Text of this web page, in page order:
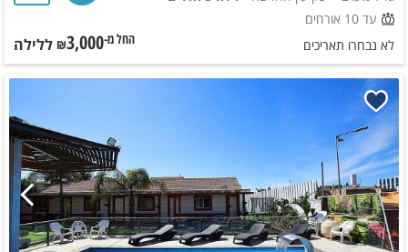
עד 10 אורחים
לא נבחרו תאריכים החל מ-₪3,000 ללילה